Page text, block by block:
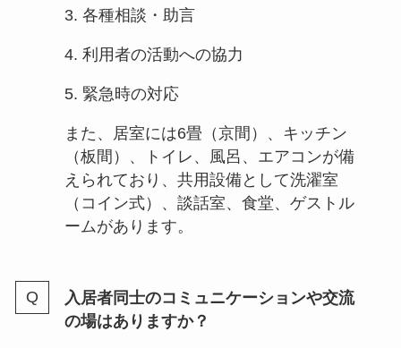
3. 各種相談・助言
4. 利用者の活動への協力
5. 緊急時の対応
また、居室には6畳（京間）、キッチン
（板間）、トイレ、風呂、エアコンが備
えられており、共用設備として洗濯室
（コイン式）、談話室、食堂、ゲストル
ームがあります。
入居者同士のコミュニケーションや交流
の場はありますか？